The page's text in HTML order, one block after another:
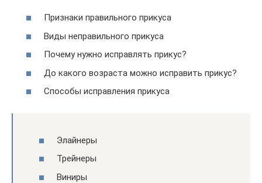
Признаки правильного прикуса
Виды неправильного прикуса
Почему нужно исправлять прикус?
До какого возраста можно исправить прикус?
Способы исправления прикуса
Элайнеры
Трейнеры
Виниры